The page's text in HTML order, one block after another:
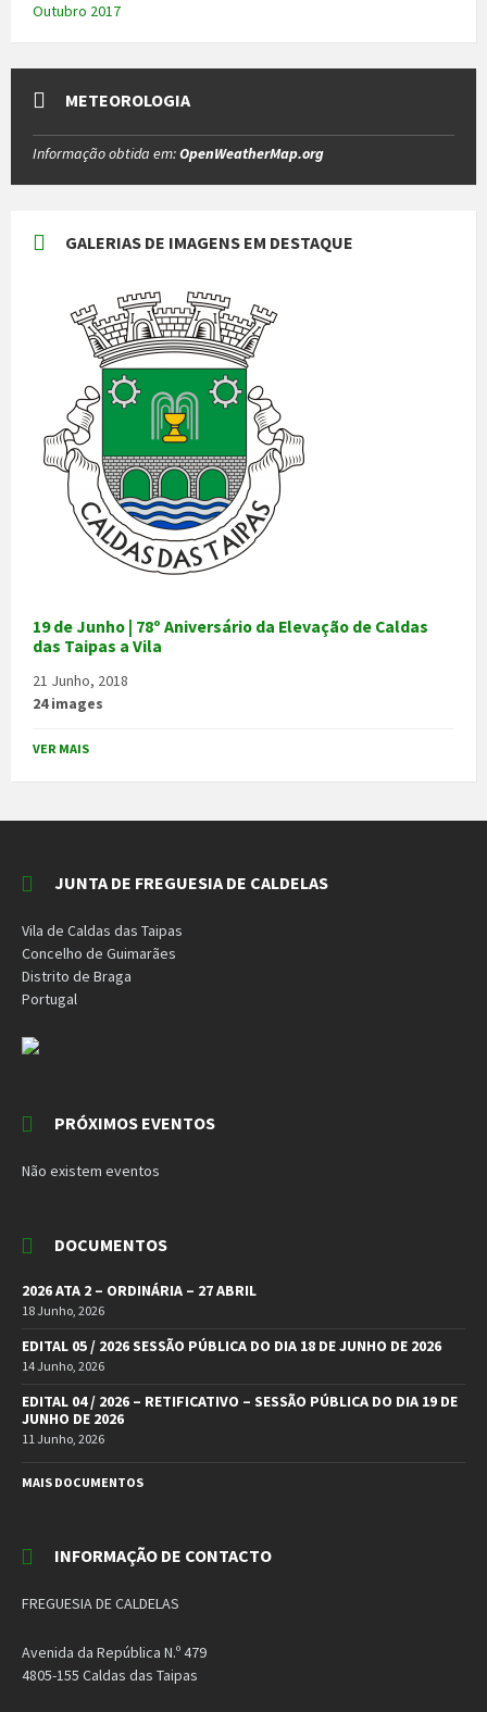
Outubro 2017
METEOROLOGIA
Informação obtida em:OpenWeatherMap.org
GALERIAS DE IMAGENS EM DESTAQUE
19 de Junho | 78º Aniversário da Elevação de Caldas
das Taipas a Vila
21 Junho, 2018
24 images
VER MAIS
JUNTA DE FREGUESIA DE CALDELAS
Vila de Caldas das Taipas
Concelho de Guimarães
Distrito de Braga
Portugal
PRÓXIMOS EVENTOS
Não existem eventos
DOCUMENTOS
2026 ATA 2 – ORDINÁRIA – 27 ABRIL
18 Junho, 2026
EDITAL 05 / 2026 SESSÃO PÚBLICA DO DIA 18 DE JUNHO DE 2026
14 Junho, 2026
EDITAL 04 / 2026 – RETIFICATIVO – SESSÃO PÚBLICA DO DIA 19 DE
JUNHO DE 2026
11 Junho, 2026
MAIS DOCUMENTOS
INFORMAÇÃO DE CONTACTO
FREGUESIA DE CALDELAS
Avenida da República N.º 479
4805-155 Caldas das Taipas